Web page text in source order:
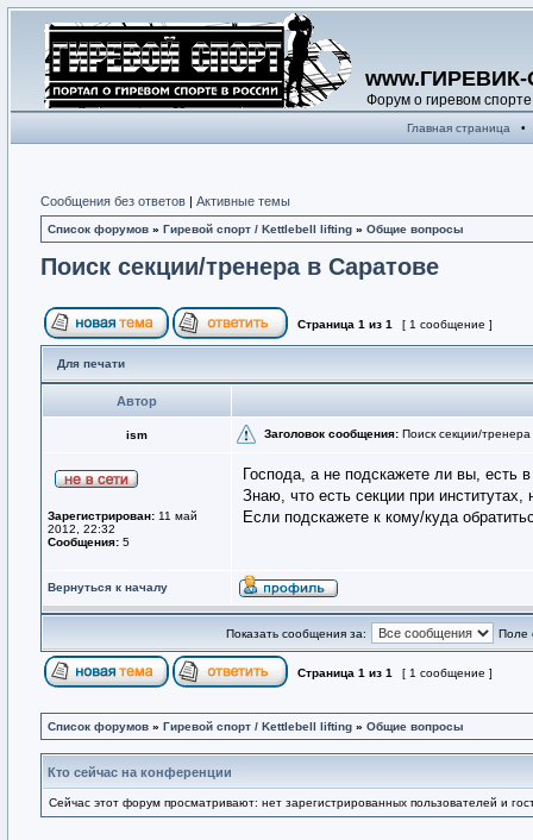
Форум о гиревом спорте
Главная страница •
Сообщения без ответов | Активные темы
Список форумов » Гиревой спорт / Kettlebell lifting » Общие вопросы
Поиск секции/тренера в Саратове
Страница 1 из 1 [ 1 сообщение ]
Для печати
Автор
ism Заголовок сообщения: Поиск секции/
Зарегистрирован: 11 май
2012, 22:32
Сообщения: 5
Господа, а не подскажете ли вы, есть
Знаю, что есть секции при
Если подскажете к кому/куда
Вернуться к началу
Показать сообщения за: Поле
Страница 1 из 1 [ 1 сообщение ]
Список форумов » Гиревой спорт / Kettlebell lifting » Общие вопросы
Кто сейчас на конференции
Сейчас этот форум просматривают: нет зарегистрированных пользователей и